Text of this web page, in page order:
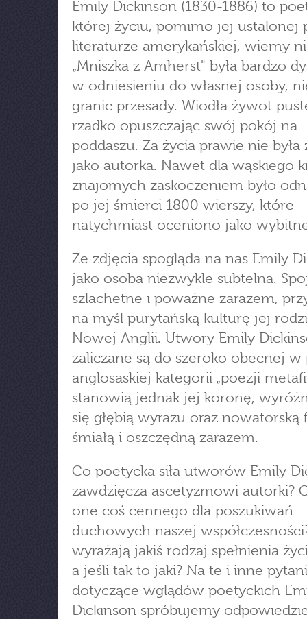
Emily Dickinson (1830-1886) to
której życiu, pomimo jej ustalonej
literaturze amerykańskiej, wiemy
„Mniszka z Amherst" była bardzo
w odniesieniu do własnej osoby,
granic przesady. Wiodła żywot
rzadko opuszczając swój pokój na
poddaszu. Za życia prawie nie była
jako autorka. Nawet dla wąskiego
znajomych zaskoczeniem było
po jej śmierci 1800 wierszy, które
natychmiast oceniono jako
Ze zdjęcia spogląda na nas Emily
jako osoba niezwykle subtelna.
szlachetne i poważne zarazem,
na myśl purytańską kulturę jej
Nowej Anglii. Utwory Emily
zaliczane są do szeroko obecnej w
anglosaskiej kategorii „poezji
stanowią jednak jej koronę,
się głębią wyrazu oraz nowatorską
śmiałą i oszczędną zarazem.
Co poetycka siła utworów Emily
zawdzięcza ascetyzmowi autorki?
one coś cennego dla poszukiwań
duchowych naszej
wyrażają jakiś rodzaj spełnienia
a jeśli tak to jaki? Na te i inne
dotyczące wglądów poetyckich
Dickinson spróbujemy